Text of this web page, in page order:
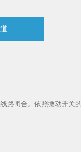
路闭合。依照微动开关